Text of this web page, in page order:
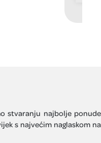
stvaranju najbolje ponude
s najvećim naglaskom na